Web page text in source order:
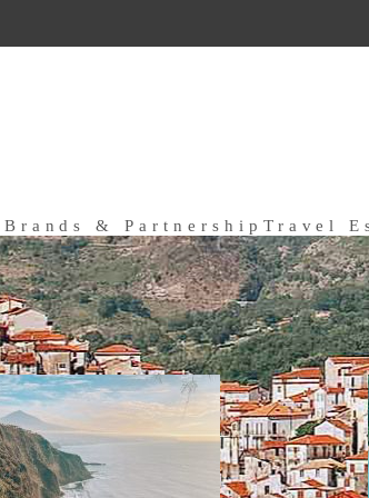
Brands & Partnership Travel